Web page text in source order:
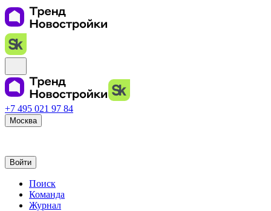
+7 495 021 97 84
Москва
Войти
Поиск
Команда
Журнал